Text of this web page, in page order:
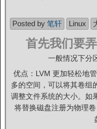
Posted by 笔轩 Linux
首先我们要
一般情况下分
优点：LVM 更加轻松地
多的空间，可以将其卷组
调整文件系统的大小。如
将替换磁盘注册为物理